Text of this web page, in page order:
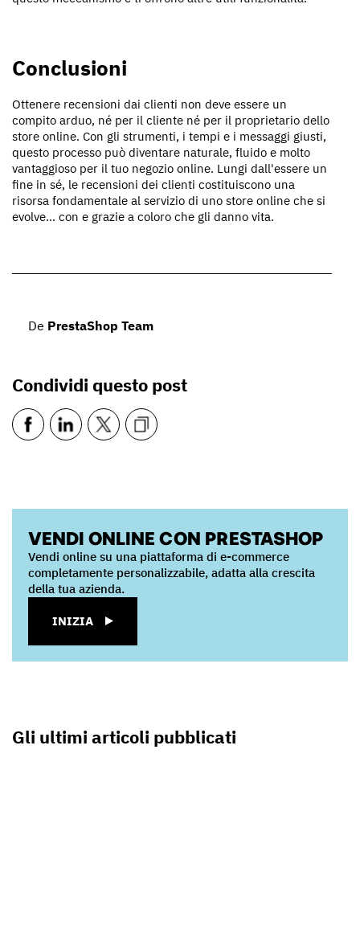
Conclusioni
Ottenere recensioni dai clienti non deve essere un
compito arduo, né per il cliente né per il proprietario dello
store online. Con gli strumenti, i tempi e i messaggi giusti,
questo processo può diventare naturale, fluido e molto
vantaggioso per il tuo negozio online. Lungi dall'essere un
fine in sé, le recensioni dei clienti costituiscono una
risorsa fondamentale al servizio di uno store online che si
evolve... con e grazie a coloro che gli danno vita.
De PrestaShop Team
Condividi questo post
VENDI ONLINE CON PRESTASHOP
Vendi online su una piattaforma di e-commerce
completamente personalizzabile, adatta alla crescita
della tua azienda.
INIZIA
Gli ultimi articoli pubblicati